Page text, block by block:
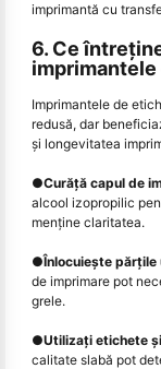
imprimantă cu
6. Ce
Imprimantele de
redusă, dar
și longevitatea
●Curăță capul de
alcool izopropilic
menţine claritatea.
●Înlocuiește părțile
de imprimare pot
grele.
●Utilizați etichete
calitate slabă pot